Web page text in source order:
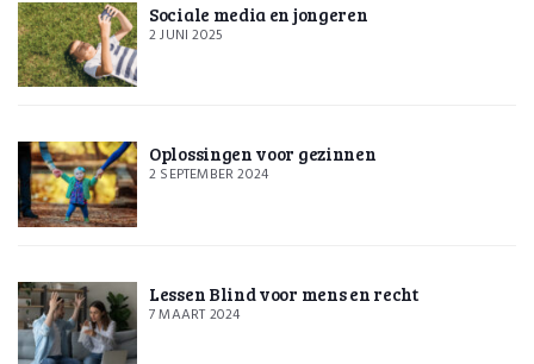
Sociale media en jongeren
2 JUNI 2025
Oplossingen voor gezinnen
2 SEPTEMBER 2024
Lessen Blind voor mens en recht
7 MAART 2024